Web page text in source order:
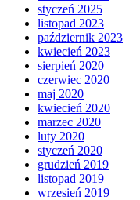
styczeń 2025
listopad 2023
październik 2023
kwiecień 2023
sierpień 2020
czerwiec 2020
maj 2020
kwiecień 2020
marzec 2020
luty 2020
styczeń 2020
grudzień 2019
listopad 2019
wrzesień 2019